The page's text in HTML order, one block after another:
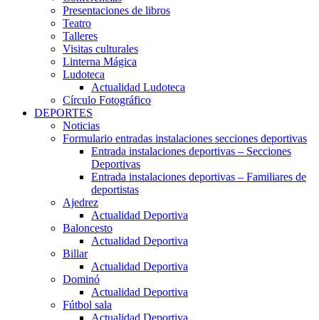
Presentaciones de libros
Teatro
Talleres
Visitas culturales
Linterna Mágica
Ludoteca
Actualidad Ludoteca
Círculo Fotográfico
DEPORTES
Noticias
Formulario entradas instalaciones secciones deportivas
Entrada instalaciones deportivas – Secciones
Deportivas
Entrada instalaciones deportivas – Familiares de
deportistas
Ajedrez
Actualidad Deportiva
Baloncesto
Actualidad Deportiva
Billar
Actualidad Deportiva
Dominó
Actualidad Deportiva
Fútbol sala
Actualidad Deportiva